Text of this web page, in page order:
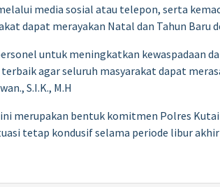
media sosial atau telepon, serta
dapat merayakan Natal dan Tahun Baru
untuk meningkatkan kewaspadaan
agar seluruh masyarakat dapat
S.I.K., M.H
merupakan bentuk komitmen Polres
tetap kondusif selama periode libur